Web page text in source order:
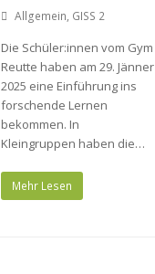
Allgemein, GISS 2
Die Schüler:innen vom Gym
Reutte haben am 29. Jänner
2025 eine Einführung ins
forschende Lernen
bekommen. In
Kleingruppen haben die…
Mehr Lesen